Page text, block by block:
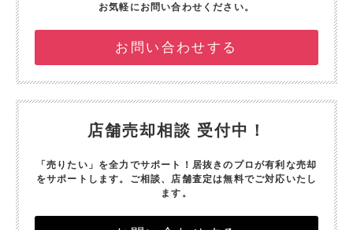
お気軽にお問い合わせください。
お問い合わせする
店舗売却相談 受付中！
「売りたい」を全力でサポート！ 居抜きのプロが有利な売却
をサポートします。 ご相談、店舗査定は無料でご対応いたし
ます。